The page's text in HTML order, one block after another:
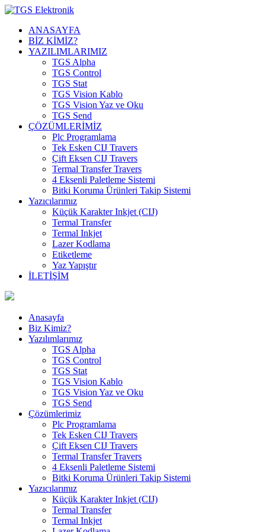
ANASAYFA
BİZ KİMİZ?
YAZILIMLARIMIZ
TGS Alpha
TGS Control
TGS Stat
TGS Vision Kablo
TGS Vision Yaz ve Oku
TGS Send
ÇÖZÜMLERİMİZ
Plc Programlama
Tek Esken CIJ Travers
Çift Eksen CIJ Travers
Termal Transfer Travers
4 Eksenli Paletleme Sistemi
Bitki Koruma Ürünleri Takip Sistemi
Yazıcılarımız
Küçük Karakter Inkjet (CIJ)
Termal Transfer
Termal Inkjet
Lazer Kodlama
Etiketleme
Yaz Yapıştır
İLETİŞİM
Anasayfa
Biz Kimiz?
Yazılımlarımız
TGS Alpha
TGS Control
TGS Stat
TGS Vision Kablo
TGS Vision Yaz ve Oku
TGS Send
Çözümlerimiz
Plc Programlama
Tek Esken CIJ Travers
Çift Eksen CIJ Travers
Termal Transfer Travers
4 Eksenli Paletleme Sistemi
Bitki Koruma Ürünleri Takip Sistemi
Yazıcılarımız
Küçük Karakter Inkjet (CIJ)
Termal Transfer
Termal Inkjet